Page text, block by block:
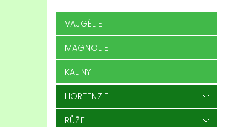
VAJGÉLIE
MAGNOLIE
KALINY
HORTENZIE
RŮŽE